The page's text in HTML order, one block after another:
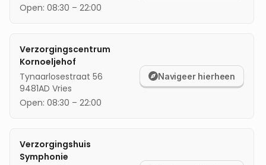
Open: 08:30 – 22:00
Verzorgingscentrum
Kornoeljehof
Tynaarlosestraat 56
9481AD Vries
Open: 08:30 – 22:00
Navigeer hierheen
Verzorgingshuis
Symphonie